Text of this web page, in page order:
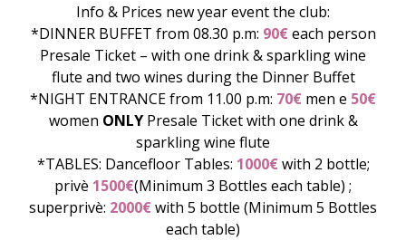
Info & Prices new year event the club:
*DINNER BUFFET from 08.30 p.m: 90€each person
Presale Ticket – with one drink & sparkling wine
flute and two wines during the Dinner Buffet
*NIGHT ENTRANCE from 11.00 p.m: 70€ men e 50€
women ONLYPresale Ticket with one drink &
sparkling wine flute
*TABLES: Dancefloor Tables: 1000€with 2 bottle;
privè 1500€(Minimum 3 Bottles each table) ;
superprivè: 2000€with 5 bottle (Minimum 5 Bottles
each table)